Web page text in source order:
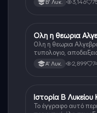
Β' Λυκ. 3,146
Μαθηματικά
Ολη η θεωρια
Ολη η θεωρια Αλγεβρα
τυπολογιο,
για το θεωρητικο
Α' Λυκ. 2,899
Ιστορία
Ιστορία Β
Το έγγραφο αυτό